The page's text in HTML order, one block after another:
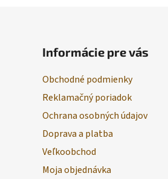
Informácie pre vás
Obchodné podmienky
Reklamačný poriadok
Ochrana osobných údajov
Doprava a platba
Veľkoobchod
Moja objednávka